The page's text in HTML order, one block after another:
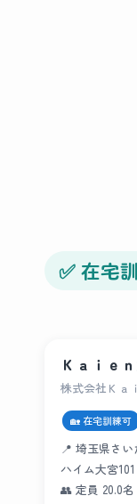
✅ 在宅
Ｋａｉｅ
株式会社Ｋａ
🏡 在宅訓練可
📍 埼玉県さ
ハイム大宮
👥 定員 20.0名